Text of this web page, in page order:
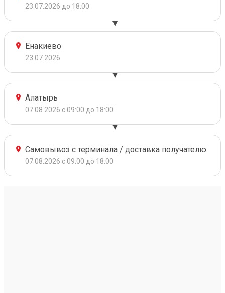
23.07.2026 до 18:00
Енакиево
23.07.2026
Алатырь
07.08.2026 с 09:00 до 18:00
Самовывоз с терминала / доставка получателю
07.08.2026 с 09:00 до 18:00